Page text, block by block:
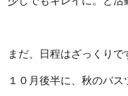
まだ、日程はざっくりで
１０月後半に、秋のバ